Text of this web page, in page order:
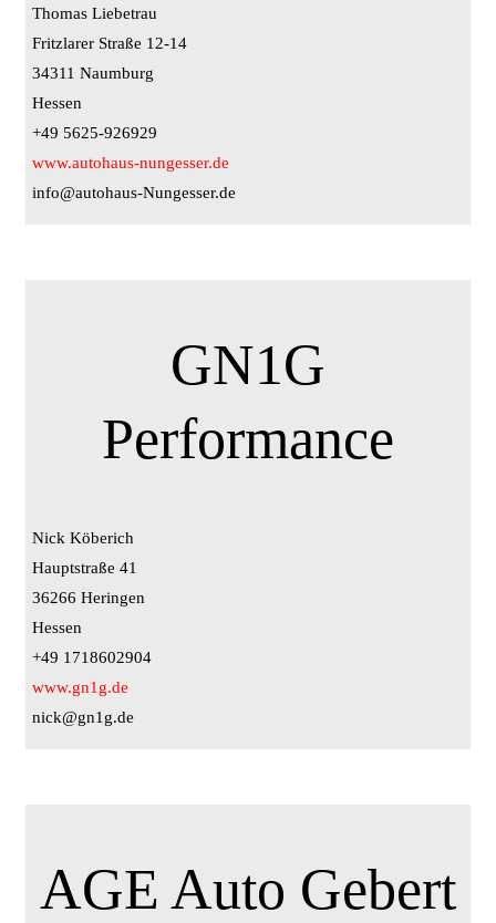
Thomas Liebetrau
Fritzlarer Straße 12-14
34311 Naumburg
Hessen
+49 5625-926929
www.autohaus-nungesser.de
info@autohaus-Nungesser.de
GN1G
Performance
Nick Köberich
Hauptstraße 41
36266 Heringen
Hessen
+49 1718602904
www.gn1g.de
nick@gn1g.de
AGE Auto Gebert